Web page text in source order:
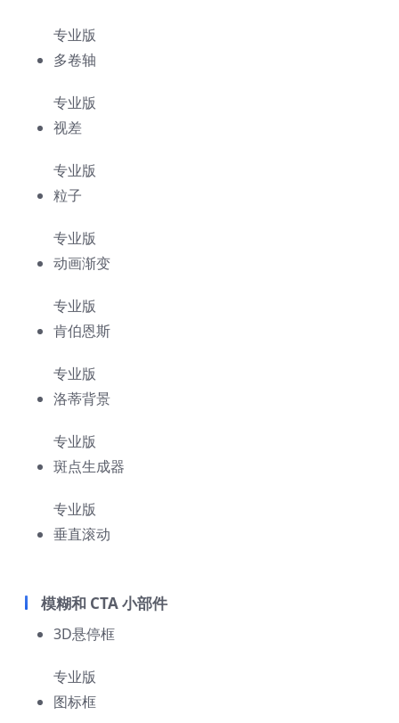
专业版
多卷轴
专业版
视差
专业版
粒子
专业版
动画渐变
专业版
肯伯恩斯
专业版
洛蒂背景
专业版
斑点生成器
专业版
垂直滚动
模糊和 CTA 小部件
3D悬停框
专业版
图标框